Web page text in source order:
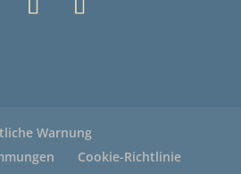
Warnung
Cookie-Richtlinie